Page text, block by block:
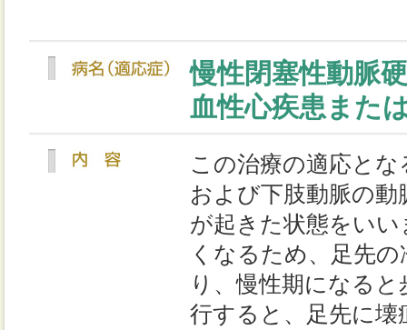
慢性閉塞性動脈
血性心疾患また
この治療の適応と
および下肢動脈の
が起きた状態をい
くなるため、足先
り、慢性期になる
行すると、足先に